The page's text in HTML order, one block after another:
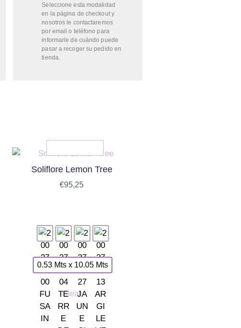
Seleccione esta modalidad
en la página de checkout y
nosotros le contactaremos
por email o teléfono para
informarle de cuándo puede
pasar a recoger su pedido en
tienda.
Soliflore Lemon Tree
€95,25
0.53 Mts x 10.05 Mts
Clear